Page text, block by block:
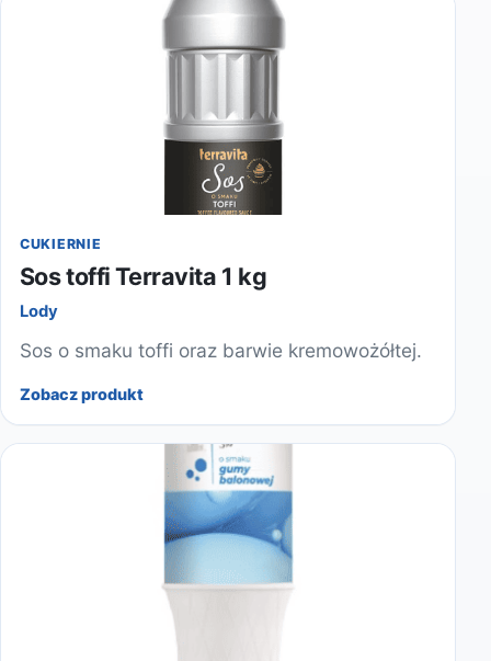
CUKIERNIE
Sos toffi Terravita 1 kg
Lody
Sos o smaku toffi oraz barwie kremowożółtej.
Zobacz produkt